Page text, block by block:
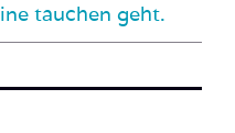
tauchen geht.